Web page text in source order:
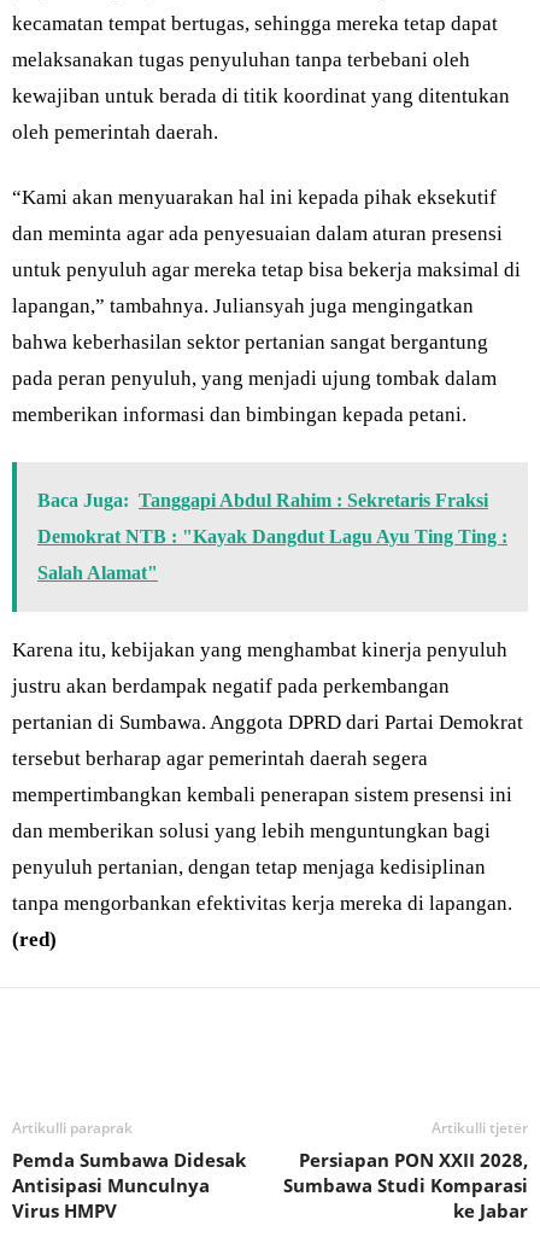
kecamatan tempat bertugas, sehingga mereka tetap dapat
melaksanakan tugas penyuluhan tanpa terbebani oleh
kewajiban untuk berada di titik koordinat yang ditentukan
oleh pemerintah daerah.
“Kami akan menyuarakan hal ini kepada pihak eksekutif
dan meminta agar ada penyesuaian dalam aturan presensi
untuk penyuluh agar mereka tetap bisa bekerja maksimal di
lapangan,” tambahnya. Juliansyah juga mengingatkan
bahwa keberhasilan sektor pertanian sangat bergantung
pada peran penyuluh, yang menjadi ujung tombak dalam
memberikan informasi dan bimbingan kepada petani.
Baca Juga: Tanggapi Abdul Rahim : Sekretaris Fraksi
Demokrat NTB : "Kayak Dangdut Lagu Ayu Ting Ting :
Salah Alamat"
Karena itu, kebijakan yang menghambat kinerja penyuluh
justru akan berdampak negatif pada perkembangan
pertanian di Sumbawa. Anggota DPRD dari Partai Demokrat
tersebut berharap agar pemerintah daerah segera
mempertimbangkan kembali penerapan sistem presensi ini
dan memberikan solusi yang lebih menguntungkan bagi
penyuluh pertanian, dengan tetap menjaga kedisiplinan
tanpa mengorbankan efektivitas kerja mereka di lapangan.
(red)
Artikulli paraprak
Pemda Sumbawa Didesak
Antisipasi Munculnya
Virus HMPV
Artikulli tjetër
Persiapan PON XXII 2028,
Sumbawa Studi Komparasi
ke Jabar